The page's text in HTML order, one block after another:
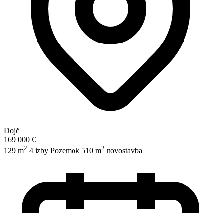
Dojč
169 000 €
129 m2 4 izby Pozemok 510 m2 novostavba